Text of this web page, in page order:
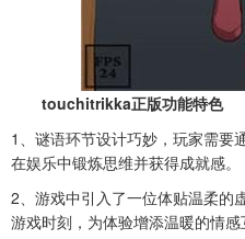
touchitrikka正版功能特色
1、谜语环节设计巧妙，玩家需要
在娱乐中锻炼思维并获得成就感。
2、游戏中引入了一位体贴温柔的
游戏时刻，为体验增添温暖的情感